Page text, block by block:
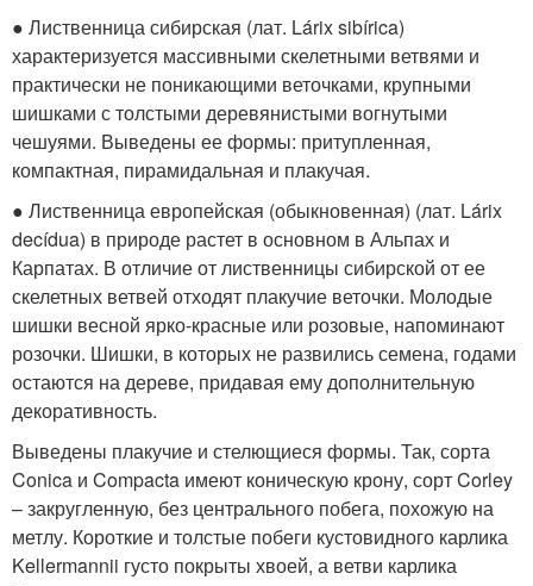
● Лиственница сибирская (лат. Lárix sibírica)
характеризуется массивными скелетными ветвями и
практически не поникающими веточками, крупными
шишками с толстыми деревянистыми вогнутыми
чешуями. Выведены ее формы: притупленная,
компактная, пирамидальная и плакучая.
● Лиственница европейская (обыкновенная) (лат. Lárix
decídua) в природе растет в основном в Альпах и
Карпатах. В отличие от лиственницы сибирской от ее
скелетных ветвей отходят плакучие веточки. Молодые
шишки весной ярко-красные или розовые, напоминают
розочки. Шишки, в которых не развились семена, годами
остаются на дереве, придавая ему дополнительную
декоративность.
Выведены плакучие и стелющиеся формы. Так, сорта
Conica и Compacta имеют коническую крону, сорт Corley
– закругленную, без центрального побега, похожую на
метлу. Короткие и толстые побеги кустовидного карлика
Kellermannii густо покрыты хвоей, а ветви карлика